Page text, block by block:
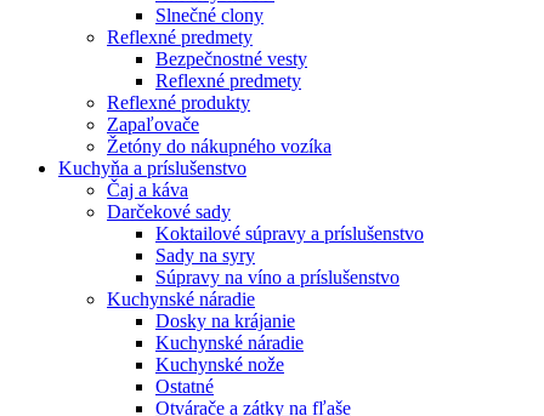
Slnečné clony
Reflexné predmety
Bezpečnostné vesty
Reflexné predmety
Reflexné produkty
Zapaľovače
Žetóny do nákupného vozíka
Kuchyňa a príslušenstvo
Čaj a káva
Darčekové sady
Koktailové súpravy a príslušenstvo
Sady na syry
Súpravy na víno a príslušenstvo
Kuchynské náradie
Dosky na krájanie
Kuchynské náradie
Kuchynské nože
Ostatné
Otvárače a zátky na fľaše